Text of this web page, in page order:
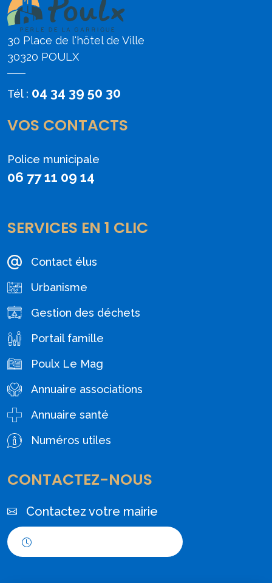
30 Place de l'hôtel de Ville
30320 POULX
Tél : 04 34 39 50 30
VOS CONTACTS
Police municipale
06 77 11 09 14
SERVICES EN 1 CLIC
Contact élus
Urbanisme
Gestion des déchets
Portail famille
Poulx Le Mag
Annuaire associations
Annuaire santé
Numéros utiles
CONTACTEZ-NOUS
Contactez votre mairie